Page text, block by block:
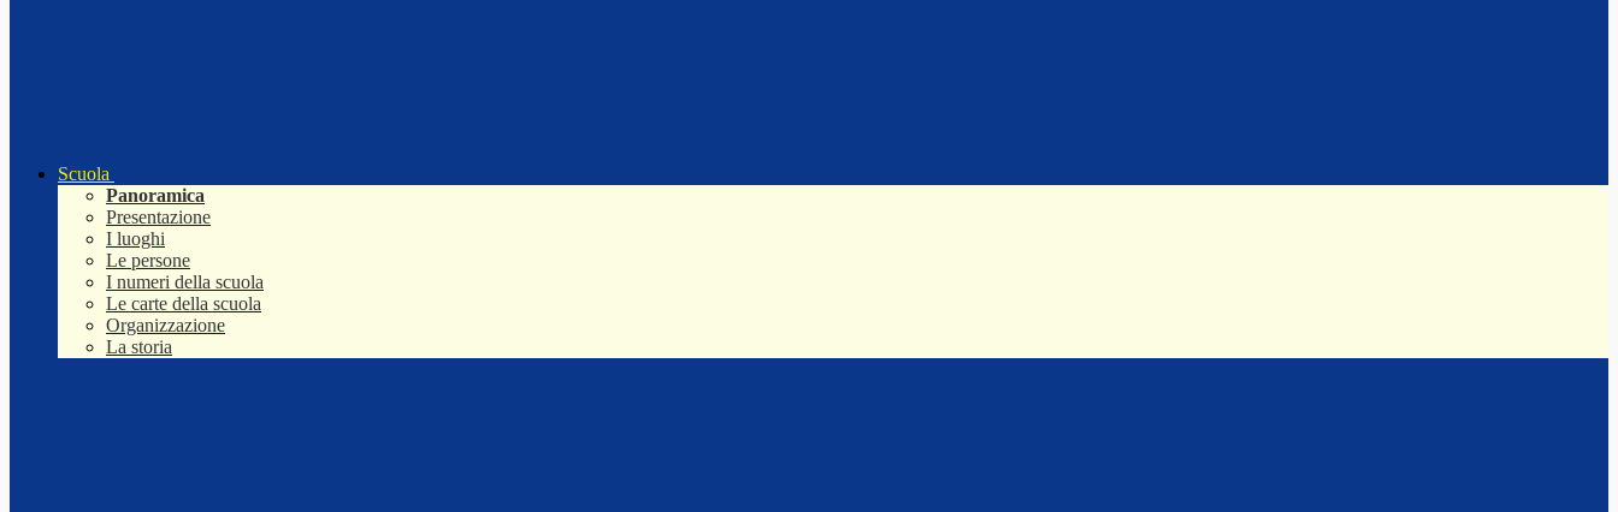
Scuola
Panoramica
Presentazione
I luoghi
Le persone
I numeri della scuola
Le carte della scuola
Organizzazione
La storia